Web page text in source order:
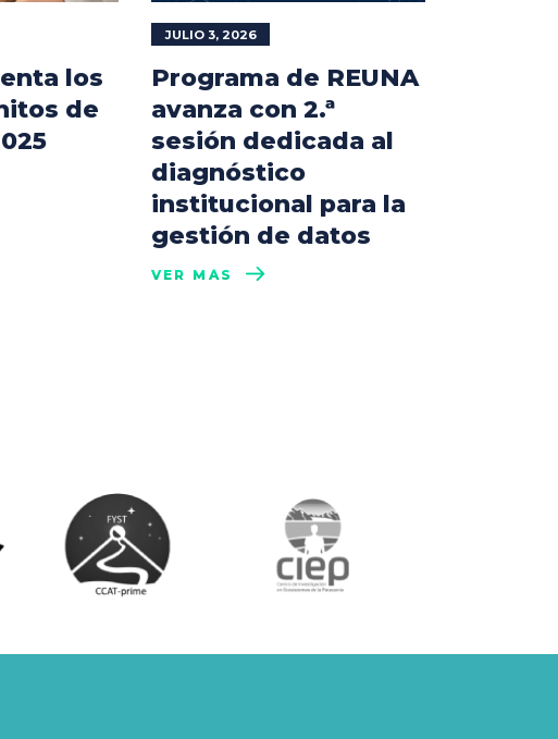
los
de
JULIO 3, 2026
Programa de REUNA
avanza con 2.ª
sesión dedicada al
diagnóstico
institucional para la
gestión de datos
VER MÁS